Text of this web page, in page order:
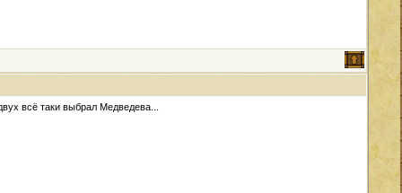
всё таки выбрал Медведева...